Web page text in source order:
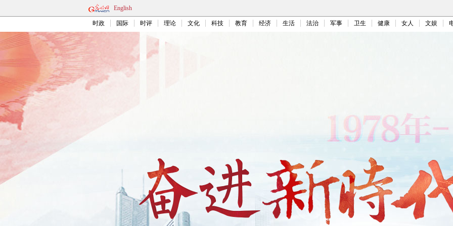
English
时政 国际 时评 理论 文化 科技 教育 经济 生活 法治 军事 卫生 健康 女人 文娱